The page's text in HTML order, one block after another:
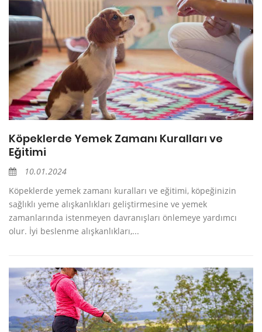
Köpeklerde Yemek Zamanı Kuralları ve
Eğitimi
10.01.2024
Köpeklerde yemek zamanı kuralları ve eğitimi, köpeğinizin
sağlıklı yeme alışkanlıkları geliştirmesine ve yemek
zamanlarında istenmeyen davranışları önlemeye yardımcı
olur. İyi beslenme alışkanlıkları,...